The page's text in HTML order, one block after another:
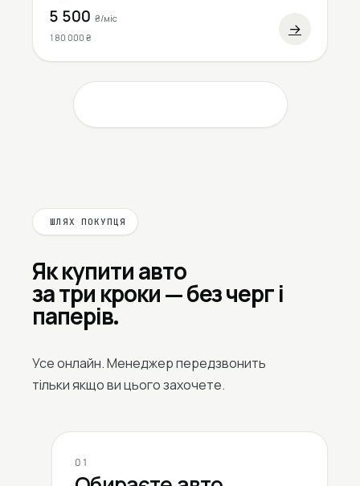
5 500 ₴/міс
180 000 ₴
→
ШЛЯХ ПОКУПЦЯ
Як купити авто
за три кроки — без черг і
паперів.
Усе онлайн. Менеджер передзвонить
тільки якщо ви цього захочете.
01